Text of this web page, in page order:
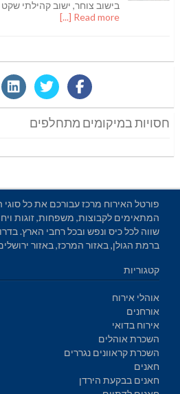
בישוב צוחר, ישוב קהילתי שקט
Read more [...]
חסויות במיקומים מתחלפים
פורטל האירוח מרכז עבורכם את כל סוגי
המתאימים לקבוצות, משפחות, זוגות
שווה לכל כיס ונפש ובכל רחבי הארץ.
ברמת הגולן, באזור המרכז, באזור
קטגוריות
אוהלי אירוח
אורחנים
אירוח בדואי
השכרת אוהלים
השכרת קראוונים נגררים
חאנים
חאנים בבקעת הירדן